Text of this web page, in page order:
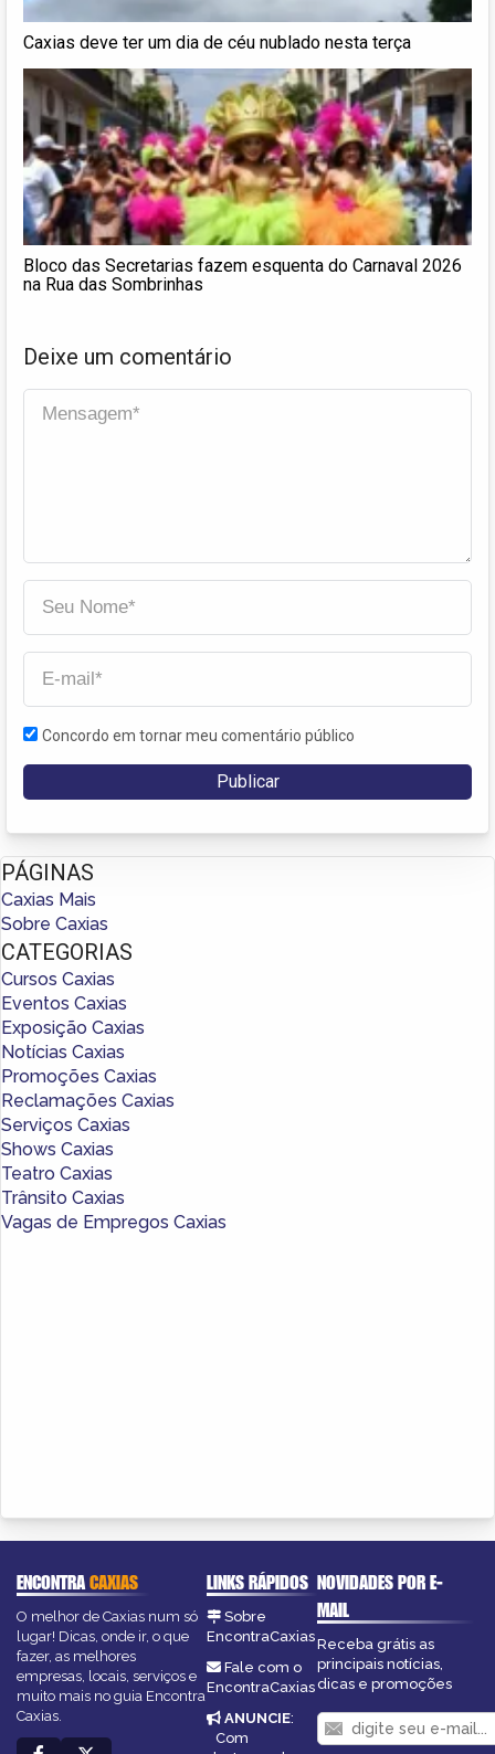
Caxias deve ter um dia de céu nublado nesta terça
Bloco das Secretarias fazem esquenta do Carnaval 2026
na Rua das Sombrinhas
Deixe um comentário
Concordo em tornar meu comentário público
PÁGINAS
Caxias Mais
Sobre Caxias
CATEGORIAS
Cursos Caxias
Eventos Caxias
Exposição Caxias
Notícias Caxias
Promoções Caxias
Reclamações Caxias
Serviços Caxias
Shows Caxias
Teatro Caxias
Trânsito Caxias
Vagas de Empregos Caxias
ENCONTRACAXIAS
O melhor de Caxias num só
lugar! Dicas, onde ir, o que
fazer, as melhores
empresas, locais, serviços e
muito mais no guia Encontra
Caxias.
LINKS RÁPIDOS
Sobre
EncontraCaxias
Fale com o
EncontraCaxias
ANUNCIE:
Com
NOVIDADES POR E-
MAIL
Receba grátis as
principais notícias,
dicas e promoções